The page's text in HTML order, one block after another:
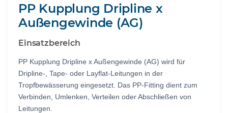
PP Kupplung Dripline x
Außengewinde (AG)
Einsatzbereich
PP Kupplung Dripline x Außengewinde (AG) wird für
Dripline-, Tape- oder Layflat-Leitungen in der
Tropfbewässerung eingesetzt. Das PP-Fitting dient zum
Verbinden, Umlenken, Verteilen oder Abschließen von
Leitungen.